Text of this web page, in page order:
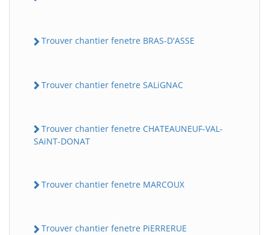
Trouver chantier fenetre BRAS-D'ASSE
Trouver chantier fenetre SALiGNAC
Trouver chantier fenetre CHATEAUNEUF-VAL-
SAiNT-DONAT
Trouver chantier fenetre MARCOUX
Trouver chantier fenetre PiERRERUE